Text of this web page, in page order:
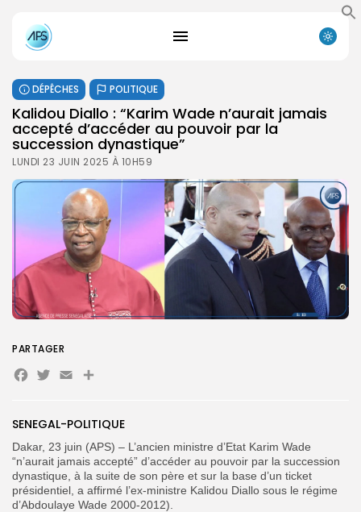
Search
Button
DÉPÊCHES POLITIQUE
Kalidou Diallo : “Karim Wade n’aurait jamais
accepté d’accéder au pouvoir par la
succession dynastique”
LUNDI 23 JUIN 2025 À 10H59
SENEGAL-POLITIQUE
Dakar, 23 juin (APS) – L’ancien ministre d’Etat Karim Wade
“n’aurait jamais accepté” d’accéder au pouvoir par la succession
dynastique, à la suite de son père et sur la base d’un ticket
présidentiel, a affirmé l’ex-ministre Kalidou Diallo sous le régime
d’Abdoulaye Wade 2000-2012).
PARTAGER
Facebook
Twitter
EmailPartager